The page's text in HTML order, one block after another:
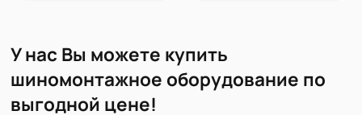
У нас Вы можете купить
шиномонтажное оборудование по
выгодной цене!